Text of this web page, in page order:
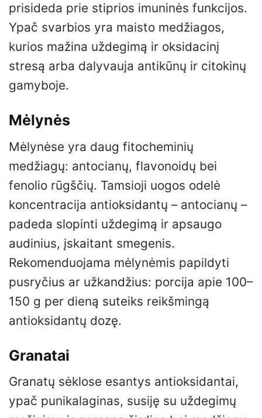
prisideda prie stiprios imuninės funkcijos.
Ypač svarbios yra maisto medžiagos,
kurios mažina uždegimą ir oksidacinį
stresą arba dalyvauja antikūnų ir citokinų
gamyboje.
Mėlynės
Mėlynėse yra daug fitocheminių
medžiagų: antocianų, flavonoidų bei
fenolio rūgščių. Tamsioji uogos odelė
koncentracija antioksidantų – antocianų –
padeda slopinti uždegimą ir apsaugo
audinius, įskaitant smegenis.
Rekomenduojama mėlynėmis papildyti
pusryčius ar užkandžius: porcija apie 100–
150 g per dieną suteiks reikšmingą
antioksidantų dozę.
Granatai
Granatų sėklose esantys antioksidantai,
ypač punikalaginas, susiję su uždegimų